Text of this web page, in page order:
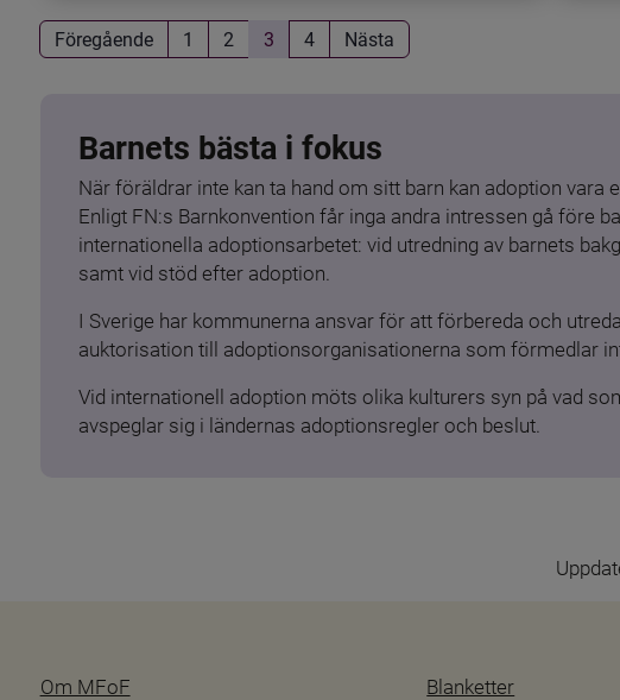
Föregående 1 2 3 4 Nästa
Barnets bästa i fokus
När föräldrar inte kan ta hand om sitt barn kan adoption
Enligt FN:s Barnkonvention får inga andra intressen gå före
internationella adoptionsarbetet: vid utredning av barnets
samt vid stöd efter adoption.
I Sverige har kommunerna ansvar för att förbereda och
auktorisation till adoptionsorganisationerna som förmedlar
Vid internationell adoption möts olika kulturers syn på vad
avspeglar sig i ländernas adoptionsregler och beslut.
Om MFoF Blanketter